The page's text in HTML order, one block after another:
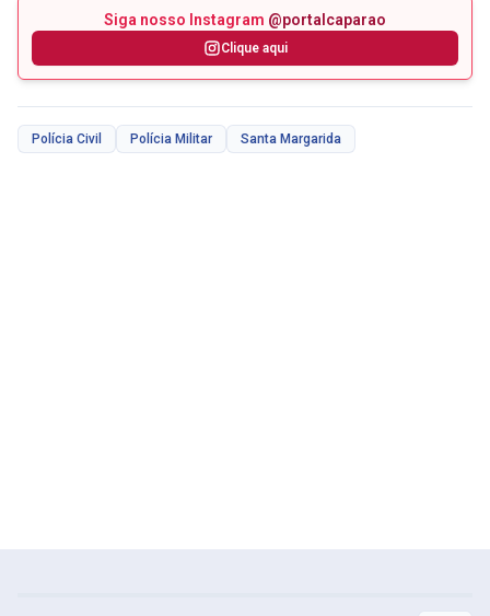
Siga nosso Instagram @portalcaparao
Clique aqui
Polícia Civil Polícia Militar Santa Margarida